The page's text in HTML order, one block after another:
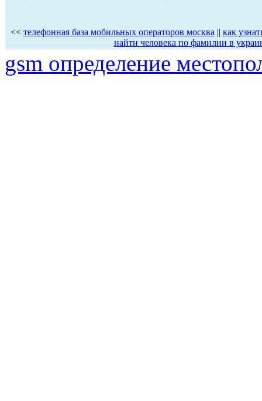
<< телефонная база мобильных операторов москва || как
найти человека по фамилии в
gsm определение